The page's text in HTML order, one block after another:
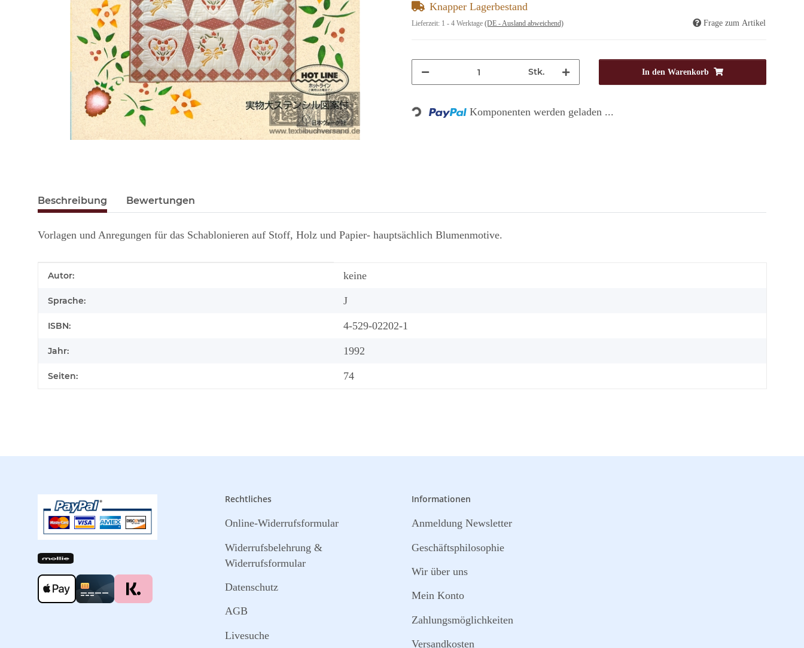
Knapper Lagerbestand
Lieferzeit: 1 - 4 Werktage (DE - Ausland abweichend) Frage zum Artikel
Stk. In den Warenkorb
Loading... Komponenten werden geladen ...
Beschreibung Bewertungen
Vorlagen und Anregungen für das Schablonieren auf Stoff, Holz und Papier- hauptsächlich Blumenmotive.
Produkteigenschaft
Wert
Autor: keine
Sprache: J
ISBN: 4-529-02202-1
Jahr: 1992
Seiten: 74
Rechtliches
Online-Widerrufsformular
Widerrufsbelehrung &
Widerrufsformular
Datenschutz
AGB
Livesuche
Informationen
Anmeldung Newsletter
Geschäftsphilosophie
Wir über uns
Mein Konto
Zahlungsmöglichkeiten
Versandkosten